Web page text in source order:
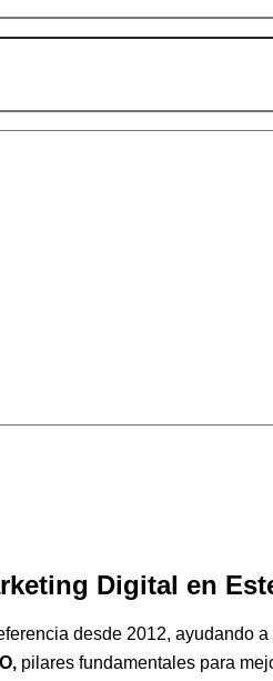
Digital en
desde 2012, ayudando
pilares fundamentales para